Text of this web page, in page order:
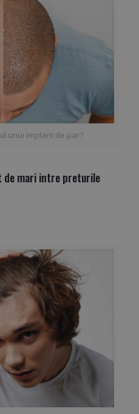
unui implant de par?
de mari intre preturile